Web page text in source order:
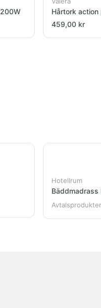
Hårtork
459,00 kr
Hotellrum
Bäddmadrass
Avtalsprodukter